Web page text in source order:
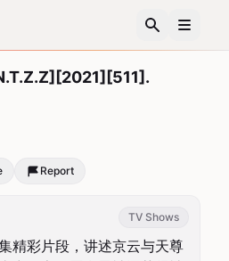
Report
TV Shows
精彩片段，讲述京云与天尊